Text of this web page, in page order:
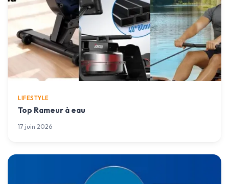
LIFESTYLE
Top Rameur à eau
17 juin 2026